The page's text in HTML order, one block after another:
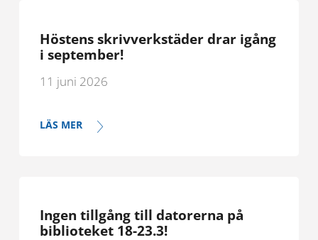
Höstens skrivverkstäder drar igång
i september!
11 juni 2026
LÄS MER
Ingen tillgång till datorerna på
biblioteket 18-23.3!